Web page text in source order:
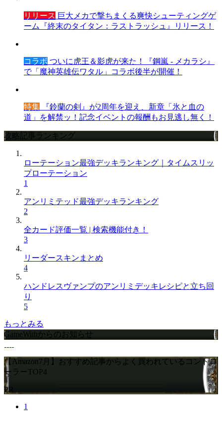
リリース 巨大メカで撃ちまくる爽快シューティングゲ
ーム『終末のタイタン：ラストラッシュ』リリース！
コラボ ついに虎王＆影虎が来た！『鋼嵐 - メカラシ』
で「魔神英雄伝ワタル」コラボ後半が開催！
特集 『鈴蘭の剣』が2周年を迎え、新章「氷と血の
道」を解禁ッ！記念イベントの報酬もお見逃し無く！
攻略記事ランキング
ローテーション最強デッキランキング｜タイムスリッ
プローテーション
1
アンリミテッド最強デッキランキング
2
全カード評価一覧 | 検索機能付き！
3
リーダースキンまとめ
4
ハンドレスヴァンプのアンリミデッキレシピと立ち回
り
5
もっとみる
GameWithからのお知らせ
【Amazon7月】おすすめ記事からよく買われているコントロ
ーラーTOP4
PR
1